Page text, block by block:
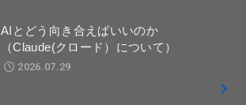
AIとどう向き合えばいいのか
（Claude(クロード）について）
2026.07.29